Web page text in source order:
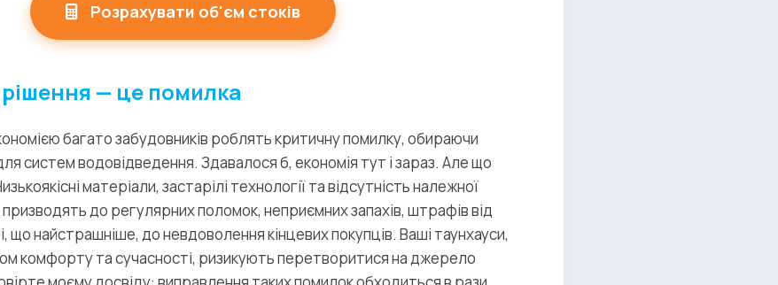
Розрахувати об'єм стоків
— це помилка
багато забудовників роблять критичну помилку, обираючи
систем водовідведення. Здавалося б, економія тут і зараз. Але що
матеріали, застарілі технології та відсутність належної
до регулярних поломок, неприємних запахів, штрафів від
і, що найстрашніше, до невдоволення кінцевих покупців. Ваші таунхауси,
комфорту та сучасності, ризикують перетворитися на джерело